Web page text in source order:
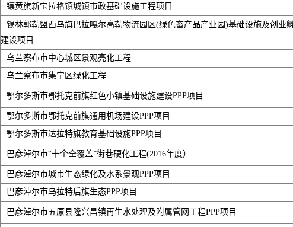
镶黄旗新宝拉格镇城镇市政基础设施工程项目
锡林郭勒盟西乌旗巴拉嘎尔高勒物流园区(绿色畜产品产业园)基础设施及创业
建设项目
乌兰察布市中心城区景观亮化工程
乌兰察布市集宁区绿化工程
鄂尔多斯市鄂托克前旗红色小镇基础设施建设PPP项目
鄂尔多斯市鄂托克前旗通用机场建设PPP项目
鄂尔多斯市达拉特旗教育基础设施PPP项目
巴彦淖尔市“十个全覆盖”街巷硬化工程(2016年度）
巴彦淖尔市城市生态绿化及水系景观PPP项目
巴彦淖尔市乌拉特后旗生态PPP项目
巴彦淖尔市五原县隆兴昌镇再生水处理及附属管网工程PPP项目